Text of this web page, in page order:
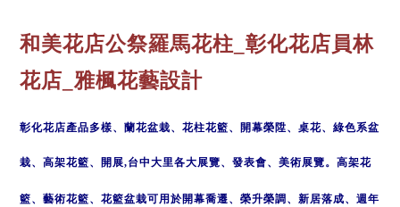
和美花店公祭羅馬花柱_彰化花店員林
花店_雅楓花藝設計
彰化花店產品多樣、蘭花盆栽、花柱花籃、 開幕榮陞、桌花、綠色系盆
栽、高架花籃、開展,台中大里各大展覽、發表會、美術展覽。高架花
籃、藝術花籃、花籃盆栽可用於開幕喬遷、榮升榮調、新居落成、週年